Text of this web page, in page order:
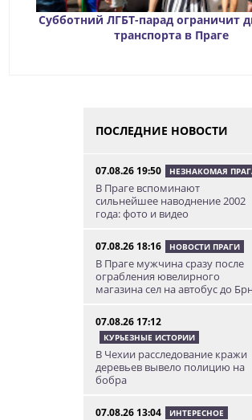
Субботний ЛГБТ-парад ограничит
транспорта в Праге
ПОСЛЕДНИЕ НОВОСТИ
07.08.26 19:50 НЕЗНАКОМАЯ
В Праге вспоминают
сильнейшее наводнение 2002
года: фото и видео
07.08.26 18:16 НОВОСТИ ПРАГИ
В Праге мужчина сразу после
ограбления ювелирного
магазина сел на автобус до
07.08.26 17:12
КУРЬЕЗНЫЕ ИСТОРИИ
В Чехии расследование кражи
деревьев вывело полицию на
бобра
07.08.26 13:04 ИНТЕРЕСНОЕ